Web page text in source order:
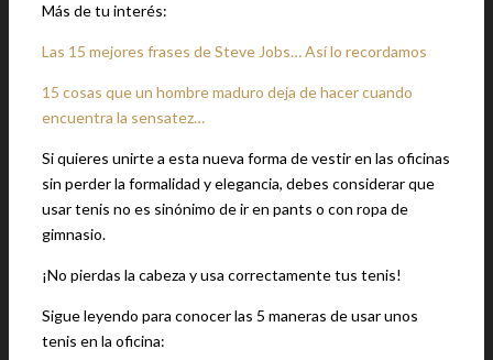
Más de tu interés:
Las 15 mejores frases de Steve Jobs… Así lo recordamos
15 cosas que un hombre maduro deja de hacer cuando
encuentra la sensatez…
Si quieres unirte a esta nueva forma de vestir en las oficinas
sin perder la formalidad y elegancia, debes considerar que
usar tenis no es sinónimo de ir en pants o con ropa de
gimnasio.
¡No pierdas la cabeza y usa correctamente tus tenis!
Sigue leyendo para conocer las 5 maneras de usar unos
tenis en la oficina: